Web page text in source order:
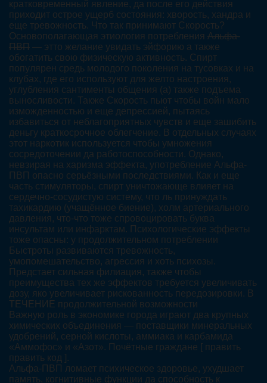
кратковременный явление, да после его действия
приходит острое ущерб состояния: хворость, хандра и
еще тревожность. Что так принимают Скорость?
Основополагающая этиология потребления Альфа-
ПВП — этто желание увидать эйфорию а также
обогатить свою физическую активность. Спирт
популярен средь молодого поколения на тусовках и на
клубах, где его используют для желто настроения,
углубления сантименты общения (а) также подъема
выносливости. Также Скорость пьют чтобы войн мало
изможденностью и еще депрессией, пытаясь
избавиться от неблагоприятных чувств и еще зашибить
деньгу краткосрочное облегчение. В отдельных случаях
этот наркотик используется чтобы умножения
сосредоточении да работоспособности. Однако,
невзирая на харизма эффекта, употребление Альфа-
ПВП опасно серьёзными последствиями. Как и еще
часть стимуляторы, спирт уничтожающе влияет на
сердечно-сосудистую систему, что ль принуждать
тахикардию (учащённое биение), холм артериального
давления, что-что тоже спровоцировать буква
инсультам или инфарктам. Психологические эффекты
тоже опасны: у продолжительном потреблении
Быстроты развиваются тревожность,
умопомешательство, агрессия и хоть психозы.
Предстает сильная филиация, также чтобы
преимущества тех же эффектов требуется увеличивать
дозу, яко увеличивает рискованность передозировки. В
ТЕЧЕНИЕ продолжительной возможности
Важную роль в экономике города играют два крупных
химических объединения — поставщики минеральных
удобрений, серной кислоты, аммиака и карбамида
«Аммофос» и «Азот». Почётные граждане [ править
править код ].
Альфа-ПВП ломает психическое здоровье, ухудшает
память, когнитивные функции да способность к